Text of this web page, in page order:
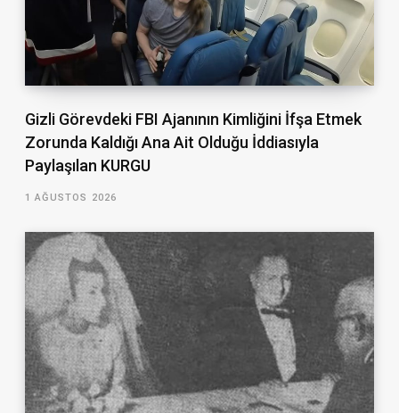
Gizli Görevdeki FBI Ajanının Kimliğini İfşa Etmek
Zorunda Kaldığı Ana Ait Olduğu İddiasıyla
Paylaşılan KURGU
1 AĞUSTOS 2026